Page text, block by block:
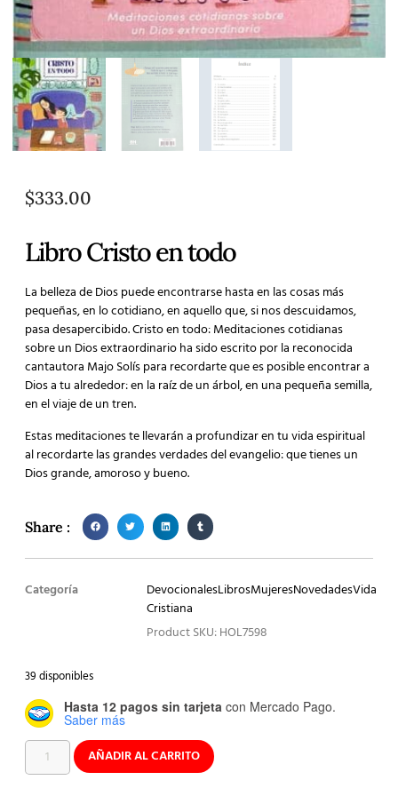
$333.00
Libro Cristo en todo
La belleza de Dios puede encontrarse hasta en las cosas más
pequeñas, en lo cotidiano, en aquello que, si nos descuidamos,
pasa desapercibido. Cristo en todo: Meditaciones cotidianas
sobre un Dios extraordinario ha sido escrito por la reconocida
cantautora Majo Solís para recordarte que es posible encontrar a
Dios a tu alrededor: en la raíz de un árbol, en una pequeña semilla,
en el viaje de un tren.
Estas meditaciones te llevarán a profundizar en tu vida espiritual
al recordarte las grandes verdades del evangelio: que tienes un
Dios grande, amoroso y bueno.
Share :
Categoría DevocionalesLibrosMujeresNovedadesVida
Cristiana
Product SKU: HOL7598
39 disponibles
Hasta 12 pagos sin tarjeta con Mercado Pago.
Saber más
AÑADIR AL CARRITO